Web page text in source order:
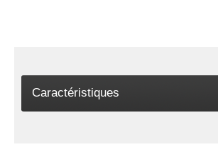
Caractéristiques